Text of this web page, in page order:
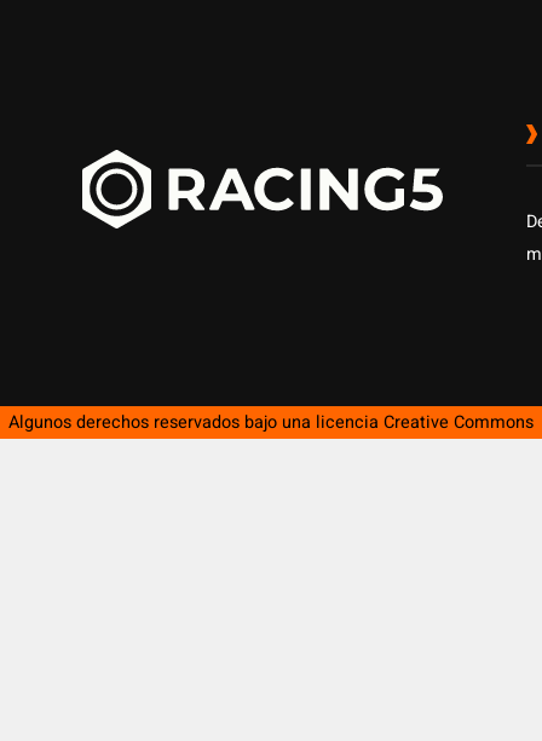
Algunos derechos reservados bajo una licencia Creative Commons